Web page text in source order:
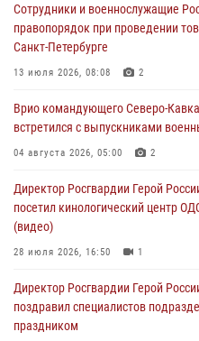
10 августа 2026, 13:00
В Ленобласти сотрудники
разыскиваемого опасного
10 августа 2026, 12:38 1
В Екатеринбурге появится новый
Сотрудники и военнослужащие
правопорядок при проведении
Санкт-Петербурге
13 июля 2026, 08:08 2
Врио командующего Северо-
встретился с выпускниками
04 августа 2026, 05:00 2
Директор Росгвардии Герой
посетил кинологический центр
(видео)
28 июля 2026, 16:50 1
Директор Росгвардии Герой
поздравил специалистов
праздником